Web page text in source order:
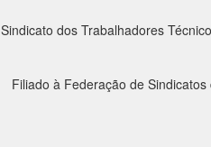
Sindicato dos Trabalhadores
Filiado à Federação de